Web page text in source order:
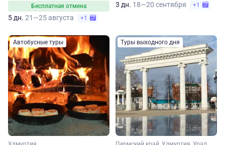
Бесплатная отмена
5 дн. 21—25 августа +1
3 дн. 18—20 сентября +1
Автобусные туры Туры выходного дня